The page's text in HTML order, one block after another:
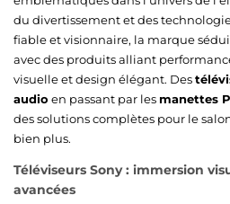
du divertissement et des
fiable et visionnaire, la marque
avec des produits alliant
visuelle et design élégant. Des
audio en passant par les manettes
des solutions complètes pour le
bien plus.
Téléviseurs Sony : immersion
avancées